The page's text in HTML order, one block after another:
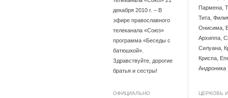
декабря 2010 г. – В
эфире православного
телеканала «Союз»
программа «Беседы с
батюшкой».
Здравствуйте, дорогие
братья и сестры!
Пармена,
Тита,
Онисима,
Архиппа,
Силуана,
Криспа,
Андроника
ОФИЦИАЛЬНО ЦЕРКОВЬ